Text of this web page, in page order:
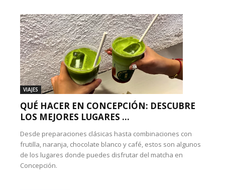
VIAJES
QUÉ HACER EN CONCEPCIÓN: DESCUBRE
LOS MEJORES LUGARES ...
Desde preparaciones clásicas hasta combinaciones con
frutilla, naranja, chocolate blanco y café, estos son algunos
de los lugares donde puedes disfrutar del matcha en
Concepción.